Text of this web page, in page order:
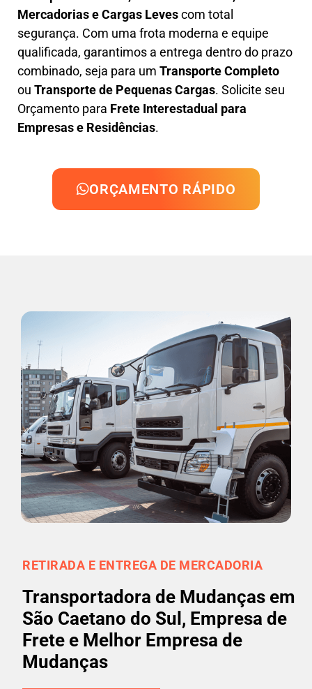
Mercadorias e Cargas Levescom total
segurança. Com uma frota moderna e equipe
qualificada, garantimos a entrega dentro do prazo
combinado, seja para um Transporte Completo
ou Transporte de Pequenas Cargas. Solicite seu
Orçamento para Frete Interestadual para
Empresas e Residências.
ORÇAMENTO RÁPIDO
RETIRADA E ENTREGA DE MERCADORIA
Transportadora de Mudanças em
São Caetano do Sul, Empresa de
Frete e Melhor Empresa de
Mudanças